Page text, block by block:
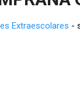
Extraescolares -